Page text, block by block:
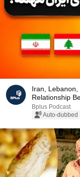
Iran,
Relationship
Bplus Podcast
Auto-dubbed